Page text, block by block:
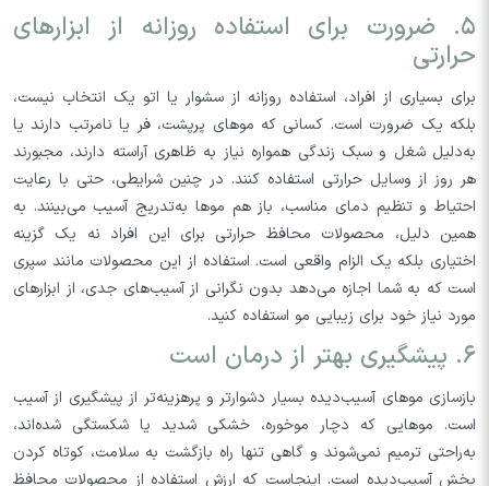
۵. ضرورت برای استفاده روزانه از ابزارهای
حرارتی
برای بسیاری از افراد، استفاده روزانه از سشوار یا اتو یک انتخاب نیست،
بلکه یک ضرورت است. کسانی که موهای پرپشت، فر یا نامرتب دارند یا
به‌دلیل شغل و سبک زندگی همواره نیاز به ظاهری آراسته دارند، مجبورند
هر روز از وسایل حرارتی استفاده کنند. در چنین شرایطی، حتی با رعایت
احتیاط و تنظیم دمای مناسب، باز هم موها به‌تدریج آسیب می‌بینند. به
همین دلیل، محصولات محافظ حرارتی برای این افراد نه یک گزینه
اختیاری بلکه یک الزام واقعی است. استفاده از این محصولات مانند سپری
است که به شما اجازه می‌دهد بدون نگرانی از آسیب‌های جدی، از ابزارهای
مورد نیاز خود برای زیبایی مو استفاده کنید.
۶. پیشگیری بهتر از درمان است
بازسازی موهای آسیب‌دیده بسیار دشوارتر و پرهزینه‌تر از پیشگیری از آسیب
است. موهایی که دچار موخوره، خشکی شدید یا شکستگی شده‌اند،
به‌راحتی ترمیم نمی‌شوند و گاهی تنها راه بازگشت به سلامت، کوتاه کردن
بخش آسیب‌دیده است. اینجاست که ارزش استفاده از محصولات محافظ